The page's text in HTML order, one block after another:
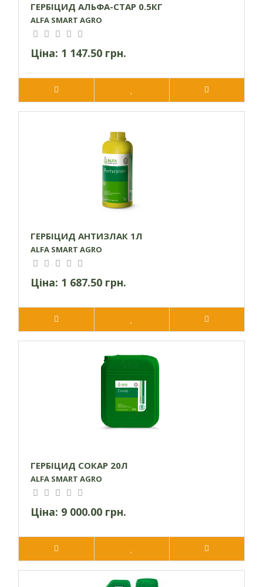
ГЕРБІЦИД АЛЬФА-СТАР 0.5КГ
ALFA SMART AGRO
Ціна: 1 147.50 грн.
ГЕРБІЦИД АНТИЗЛАК 1Л
ALFA SMART AGRO
Ціна: 1 687.50 грн.
ГЕРБІЦИД СОКАР 20Л
ALFA SMART AGRO
Ціна: 9 000.00 грн.